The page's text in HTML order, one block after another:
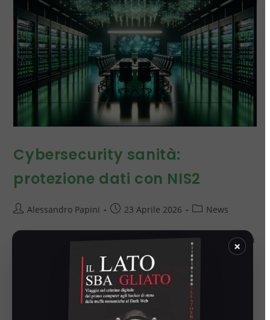
×
Cybersecurity sanità:
protezione dati con NIS2
Alessandro Papini 23 Aprile 2026 News
Cybersecurity sanità: proteggi dati sensibili nella sanità con
Continua A Leggere